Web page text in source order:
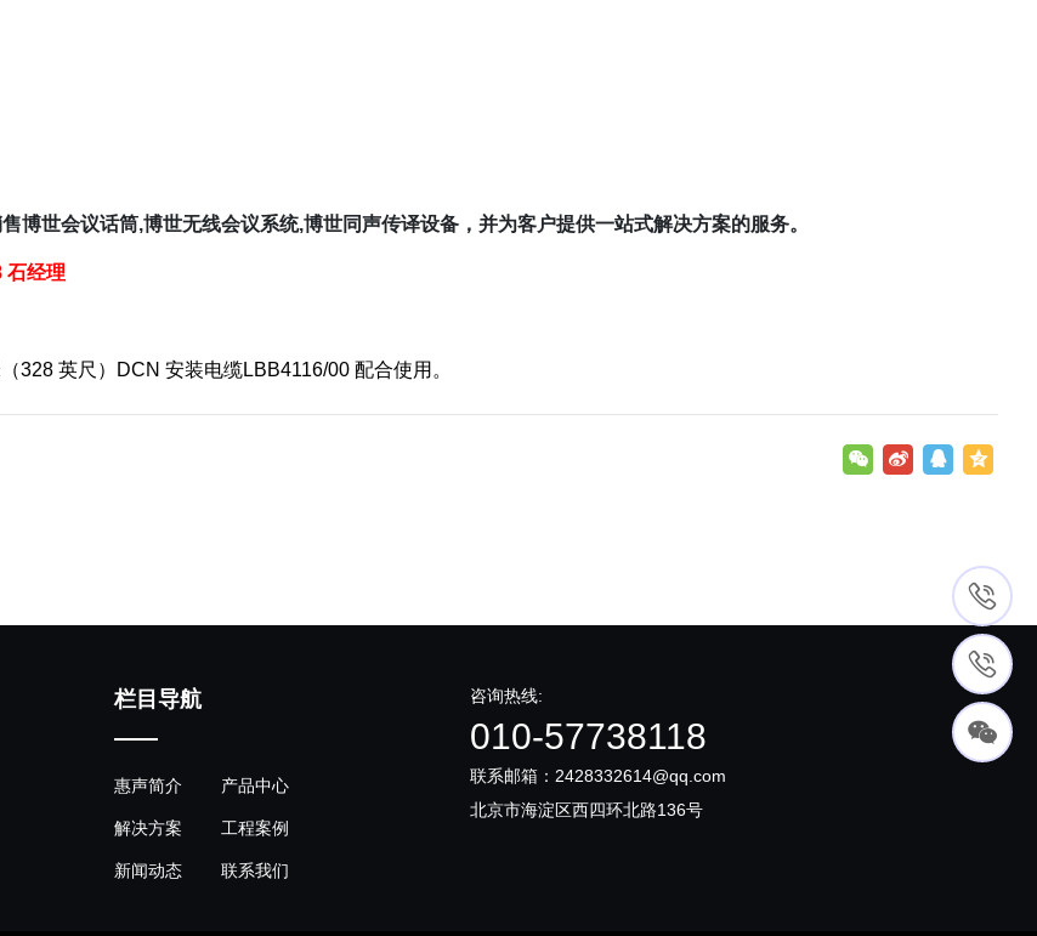
博世会议话筒,博世无线会议系统,博世同声传译设备，并为客户提供一站式解决方案的服务。
石经理
328 英尺）DCN 安装电缆LBB4116/00 配合使用。
栏目导航
惠声简介 产品中心
解决方案 工程案例
新闻动态 联系我们
咨询热线:
010-57738118
联系邮箱：2428332614@qq.com
北京市海淀区西四环北路136号